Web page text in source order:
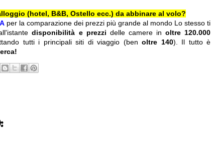
(hotel, B&B, Ostello ecc.) da abbinare al volo?
per la comparazione dei prezzi più grande al mondo Lo stesso ti
disponibilità e prezzi delle camere in oltre 120.000
tutti i principali siti di viaggio (benoltre 140). Il tutto è